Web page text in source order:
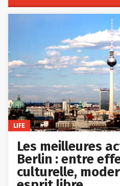
LIFE
Les meilleures
Berlin : entre
culturelle,